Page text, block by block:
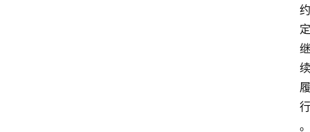
约
定
继
续
履
行
。